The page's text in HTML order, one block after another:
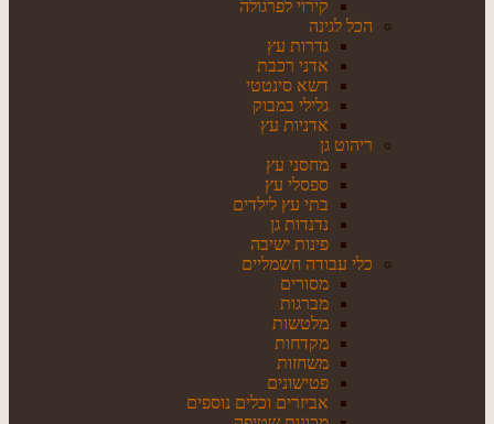
קירוי לפרגולה
הכל לגינה
גדרות עץ
אדני רכבת
דשא סינטטי
גלילי במבוק
אדניות עץ
ריהוט גן
מחסני עץ
ספסלי עץ
בתי עץ לילדים
נדנדות גן
פינות ישיבה
כלי עבודה חשמליים
מסורים
מברגות
מלטשות
מקדחות
משחזות
פטישונים
אביזרים וכלים נוספים